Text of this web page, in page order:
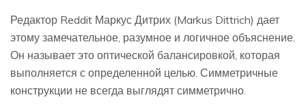
Редактор Reddit Маркус Дитрих (Markus Dittrich) дает
этому замечательное, разумное и логичное объяснение.
Он называет это оптической балансировкой, которая
выполняется с определенной целью. Симметричные
конструкции не всегда выглядят симметрично.